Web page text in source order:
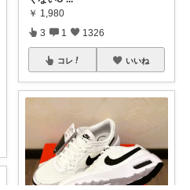
￥ 1,980
3 1 1326
コレ いいね